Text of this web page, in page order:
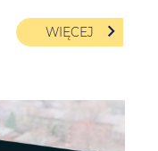
WIĘCEJ